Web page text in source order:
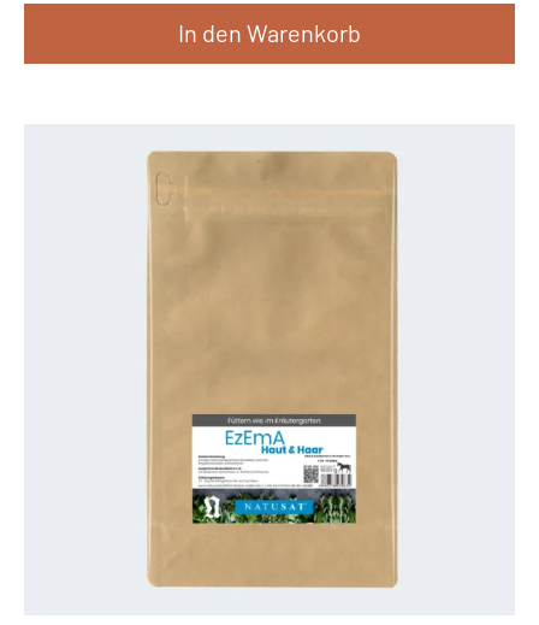
In den Warenkorb